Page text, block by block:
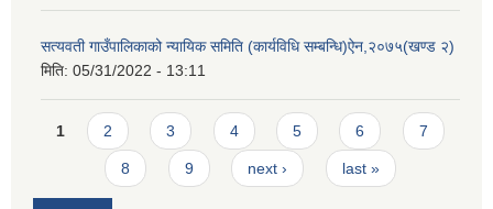
सत्यवती गाउँपालिकाको न्यायिक समिति (कार्यविधि सम्बन्धि)ऐन,२०७५(खण्ड २)
मिति: 05/31/2022 - 13:11
Pages
1 2 3 4 5 6 7
8 9 next › last »